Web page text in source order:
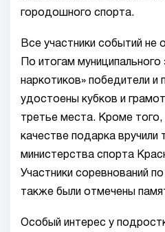
городошного спорта.
Все участники событий не
По итогам
наркотиков» победители и
удостоены кубков и
третье места. Кроме
качестве подарка вручили
министерства спорта
Участники соревнований
также были отмечены
Особый интерес у